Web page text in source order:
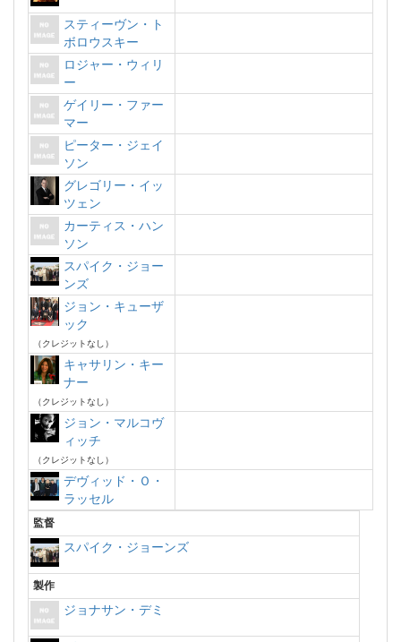
スティーヴン・ト
ボロウスキー
ロジャー・ウィリ
ー
ゲイリー・ファー
マー
ピーター・ジェイ
ソン
グレゴリー・イッ
ツェン
カーティス・ハン
ソン
スパイク・ジョー
ンズ
ジョン・キューザ
ック
（クレジットなし）
キャサリン・キー
ナー
（クレジットなし）
ジョン・マルコヴ
ィッチ
（クレジットなし）
デヴィッド・Ｏ・
ラッセル
監督
スパイク・ジョーンズ
製作
ジョナサン・デミ